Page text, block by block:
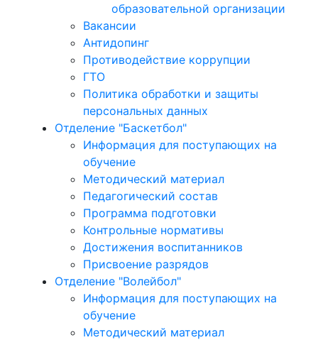
образовательной организации
Вакансии
Антидопинг
Противодействие коррупции
ГТО
Политика обработки и защиты
персональных данных
Отделение "Баскетбол"
Информация для поступающих на
обучение
Методический материал
Педагогический состав
Программа подготовки
Контрольные нормативы
Достижения воспитанников
Присвоение разрядов
Отделение "Волейбол"
Информация для поступающих на
обучение
Методический материал